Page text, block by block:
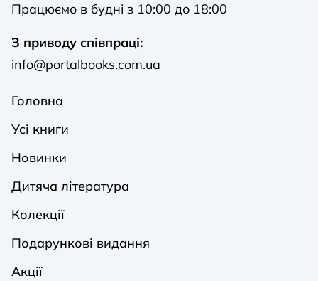
Працюємо в будні з 10:00 до 18:00
З приводу співпраці:
info@portalbooks.com.ua
Головна
Усі книги
Новинки
Дитяча література
Колекції
Подарункові видання
Акції